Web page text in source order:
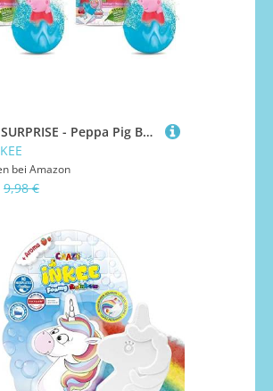
INKEE SURPRISE - Peppa Pig Badekugeln Kinder mit Überraschung Peppa Wutz Spielzeug für die Badewanne - Badezusatz Kinder (Packung mit 2)
bei Amazon
9,98 €